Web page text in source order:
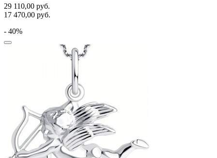
29 110,00 руб.
17 470,00 руб.
- 40%